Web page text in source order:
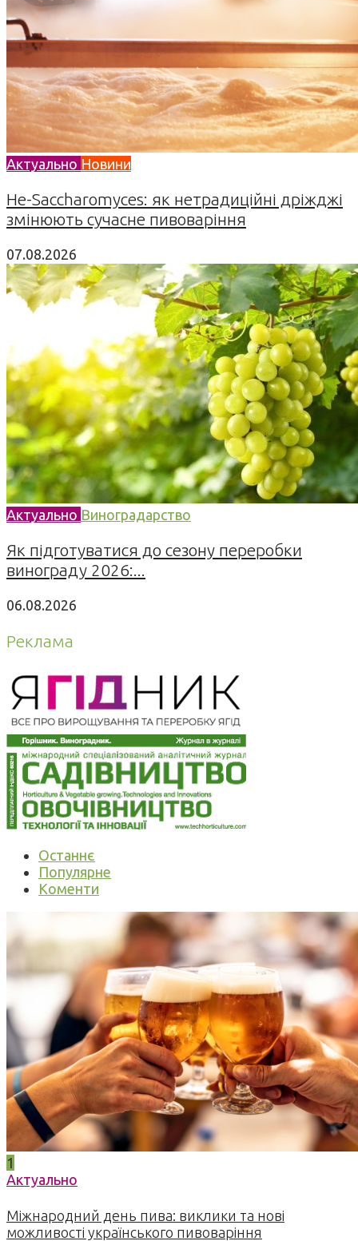
Актуально Новини
Не-Saccharomyces: як нетрадиційні дріжджі
змінюють сучасне пивоваріння
07.08.2026
Актуально Виноградарство
Як підготуватися до сезону переробки
винограду 2026:...
06.08.2026
Реклама
Останнє
Популярне
Коменти
1
Актуально
Міжнародний день пива: виклики та нові
можливості українського пивоваріння